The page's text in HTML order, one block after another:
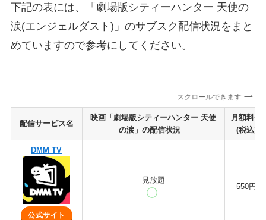
下記の表には、「劇場版シティーハンター 天使の
涙(エンジェルダスト)」のサブスク配信状況をまと
めていますので参考にしてください。
スクロールできます
配信サービス名
映画「劇場版シティーハンター 天使
の涙」の配信状況
月額料金
(税込)
DMM TV
公式サイト
見放題
550円